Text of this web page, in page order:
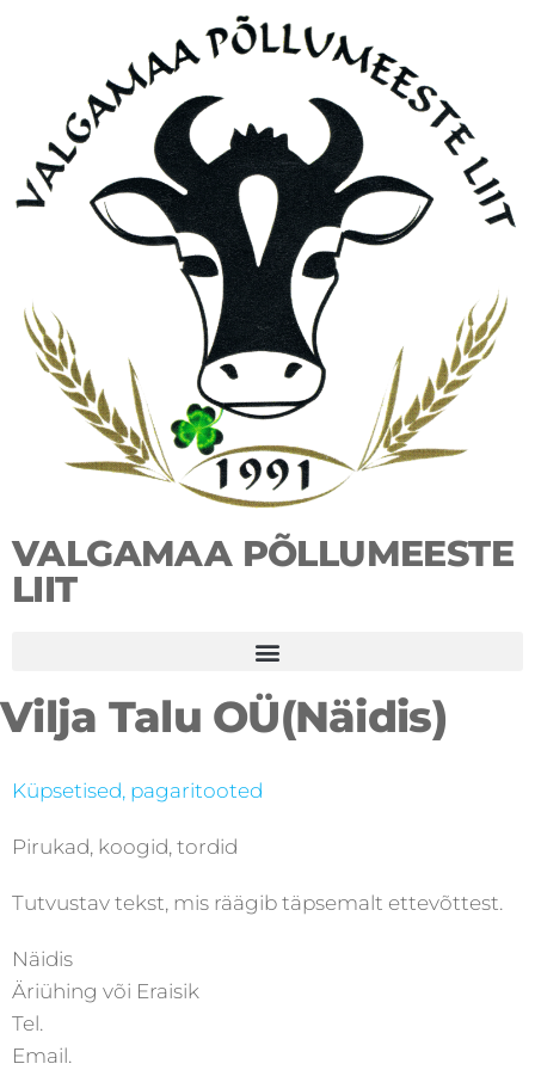
VALGAMAA PÕLLUMEESTE
LIIT
Vilja Talu OÜ(Näidis)
Küpsetised, pagaritooted
Pirukad, koogid, tordid
Tutvustav tekst, mis räägib täpsemalt ettevõttest.
Näidis
Äriühing või Eraisik
Tel.
Email.